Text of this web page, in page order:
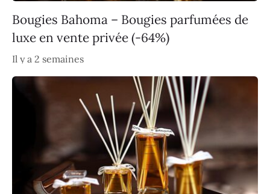
Bougies Bahoma – Bougies parfumées de
luxe en vente privée (-64%)
Il y a 2 semaines